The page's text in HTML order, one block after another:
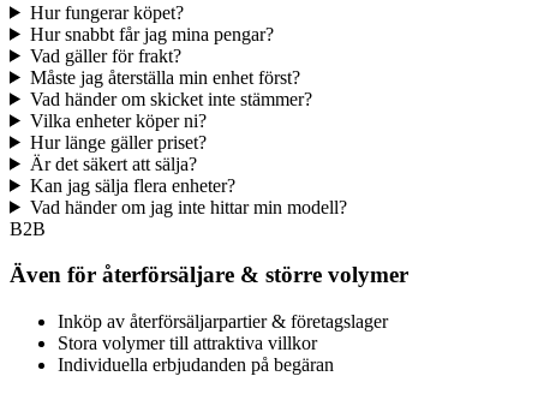
Hur fungerar köpet?
Hur snabbt får jag mina pengar?
Vad gäller för frakt?
Måste jag återställa min enhet först?
Vad händer om skicket inte stämmer?
Vilka enheter köper ni?
Hur länge gäller priset?
Är det säkert att sälja?
Kan jag sälja flera enheter?
Vad händer om jag inte hittar min modell?
B2B
Även för återförsäljare & större volymer
Inköp av återförsäljarpartier & företagslager
Stora volymer till attraktiva villkor
Individuella erbjudanden på begäran